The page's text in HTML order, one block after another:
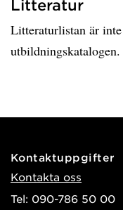
Litteratur
Litteraturlistan är
Kontaktuppgifter
Kontakta oss
Tel: 090-786 50 00